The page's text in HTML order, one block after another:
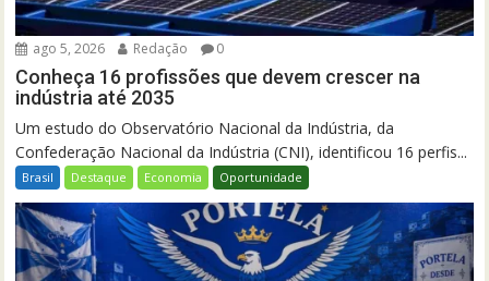
ago 5, 2026 Redação 0
Conheça 16 profissões que devem crescer na
indústria até 2035
Um estudo do Observatório Nacional da Indústria, da
Confederação Nacional da Indústria (CNI), identificou 16 perfis...
Brasil Destaque Economia Oportunidade